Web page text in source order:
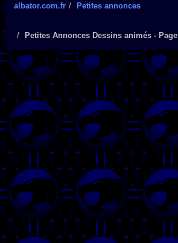
albator.com.fr Petites annonces
Petites Annonces Dessins animés - Page